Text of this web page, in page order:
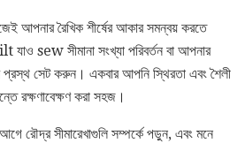
আপনার রৈখিক শীর্ষের আকার সমন্বয় করতে
sew সীমানা সংখ্যা পরিবর্তন বা আপনার
সেট করুন। একবার আপনি স্থিরতা এবং শৈলী
রক্ষণাবেক্ষণ করা সহজ।
রৌদ্র সীমারেখাগুলি সম্পর্কে পড়ুন, এবং মনে